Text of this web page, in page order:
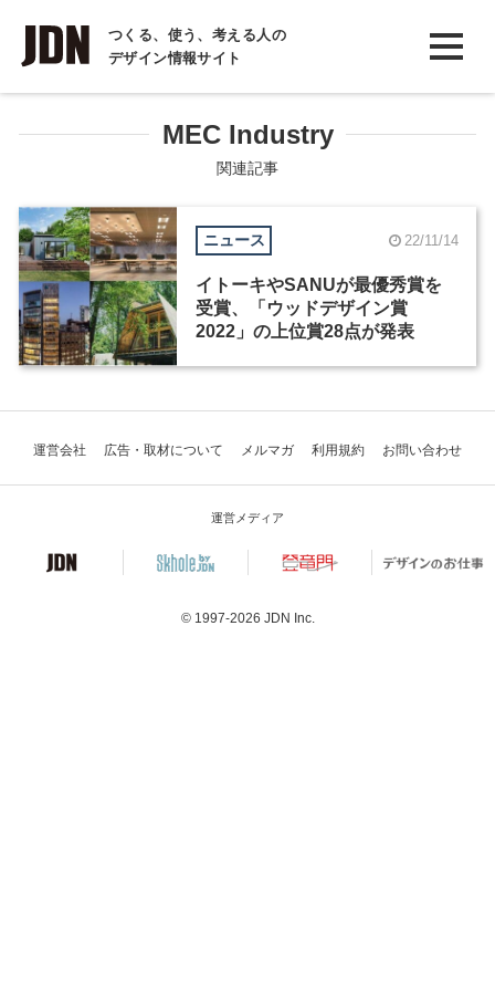
つくる、使う、考える人の
デザイン情報サイト
INTERVIEW
インタビュー
REPORT
COLUMN
コラム
MEC Industry
関連記事
ニュース 22/11/14
イトーキやSANUが最優秀賞を
受賞、「ウッドデザイン賞
2022」の上位賞28点が発表
運営会社 広告・取材について メルマガ 利用規約 お問い合わせ
運営メディア
© 1997-2026 JDN Inc.